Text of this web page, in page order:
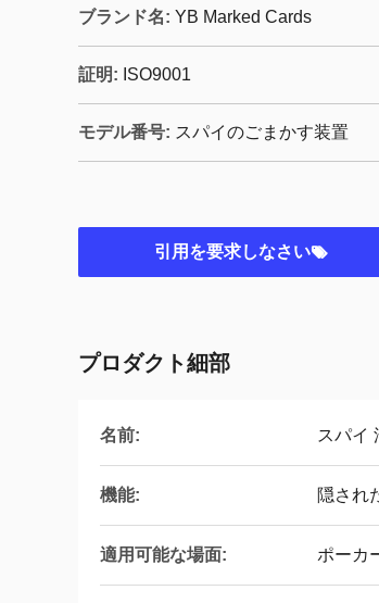
ブランド名: YB Marked Cards
証明: ISO9001
モデル番号: スパイのごまかす装置
引用を要求しなさい
プロダクト細部
名前: スパイ
機能: 隠され
適用可能な場面: ポーカ